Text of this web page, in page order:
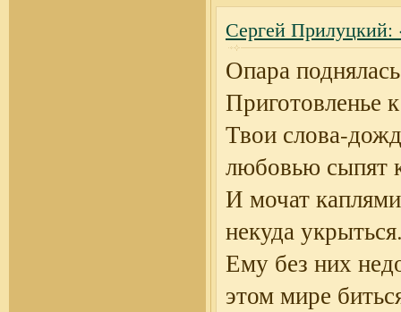
Сергей
Опара
Приготовленье
Твои слова-
любовью сыпят
И мочат
некуда
Ему без них
этом мире